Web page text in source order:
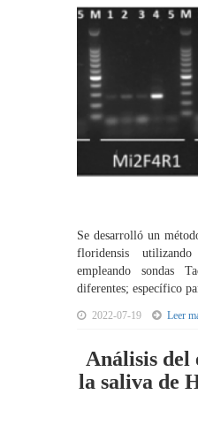
Se desarrolló un
floridensis
empleando sondas
diferentes; específico
2022-07-19 Leer
Análisis del
la saliva de